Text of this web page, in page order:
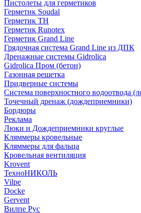
Пистолеты для герметиков
Герметик Soudal
Герметик ТН
Герметик Runotex
Герметик Grand Line
Грядочная система Grand Line из ДПК
Дренажные системы Gidrolica
Gidrolica Пром (бетон)
Газонная решетка
Придверные системы
Система поверхностного водоотвода
Точечный дренаж (дождеприемники)
Бордюры
Рекламa
Люки и Дождеприемники круглые
Кляммеры кровельные
Кляммеры для фальца
Кровельная вентиляция
Krovent
ТехноНИКОЛЬ
Vilpe
Docke
Gervent
Вилпе Рус